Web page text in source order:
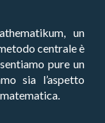
un
centrale è
pure un
sia l’aspetto